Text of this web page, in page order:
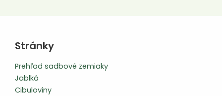
Stránky
Prehľad sadbové zemiaky
Jablká
Cibuloviny